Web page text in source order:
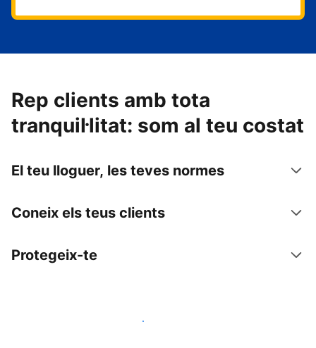
Rep clients amb tota
tranquil·litat: som al teu costat
El teu lloguer, les teves normes
Coneix els teus clients
Protegeix-te
Lloga l'allotjament amb nosaltres avui mateix